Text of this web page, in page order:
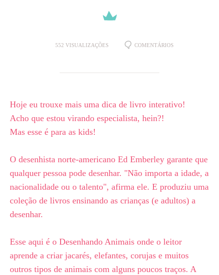
552 VISUALIZAÇÕES COMENTÁRIOS
Hoje eu trouxe mais uma dica de livro interativo!⁣
Acho que estou virando especialista, hein?!⁣
Mas esse é para as kids!⁣
O desenhista norte-americano Ed Emberley garante que
qualquer pessoa pode desenhar. "Não importa a idade, a
nacionalidade ou o talento", afirma ele. E produziu uma
coleção de livros ensinando as crianças (e adultos) a
desenhar.⁣
Esse aqui é o Desenhando Animais onde o leitor
aprende a criar jacarés, elefantes, corujas e muitos
outros tipos de animais com alguns poucos traços. A